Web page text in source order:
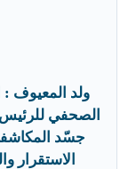
ولد المعيوف :
الصحفي للرئيس
جسّد
الاستقرار